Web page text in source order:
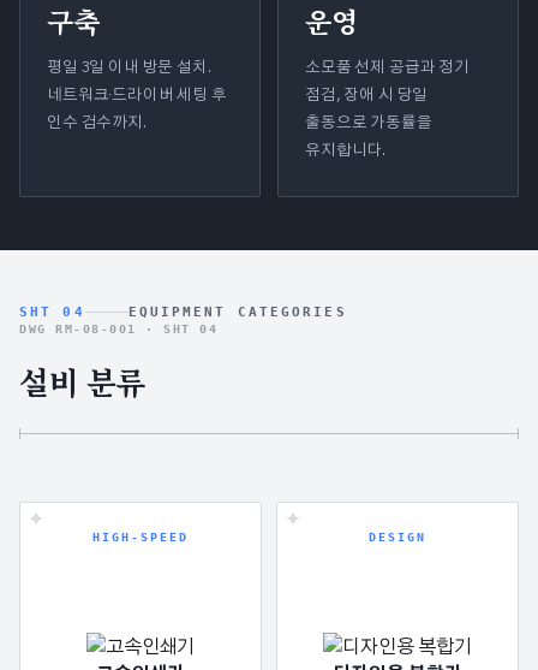
구축
평일 3일 이내 방문 설치.
네트워크·드라이버 세팅 후
인수 검수까지.
운영
소모품 선제 공급과 정기
점검, 장애 시 당일
출동으로 가동률을
유지합니다.
SHT 04 EQUIPMENT CATEGORIES
DWG RM-08-001 ·SHT 04
설비 분류
HIGH-SPEED DESIGN